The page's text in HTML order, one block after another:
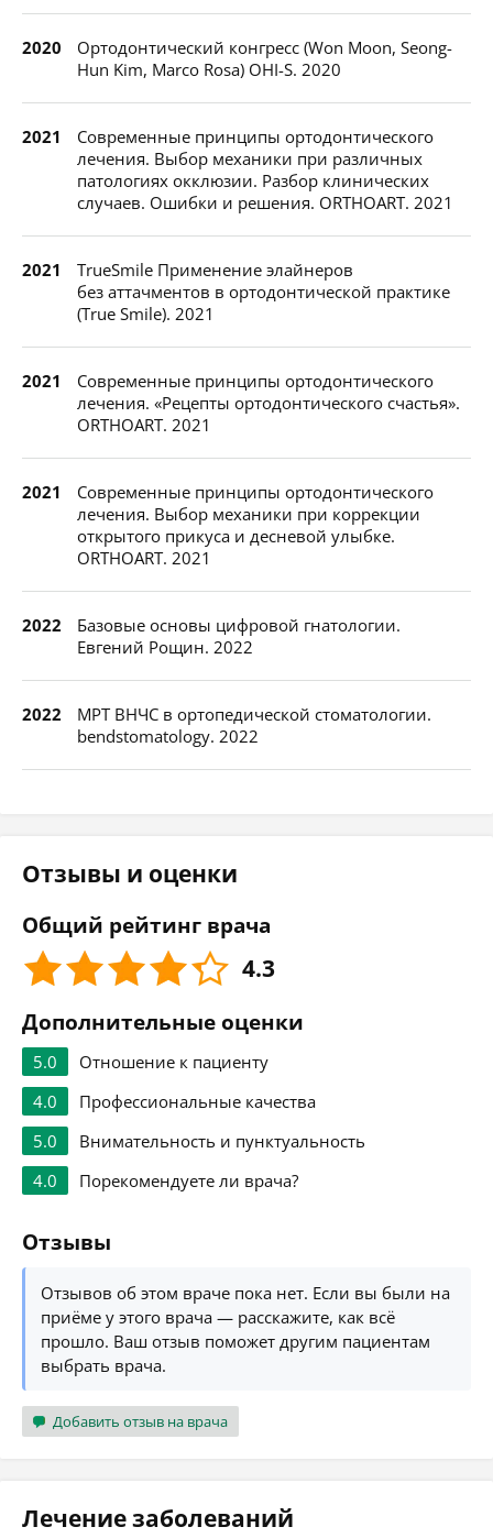
2020
Ортодонтический конгресс (Won Moon, Seong-
Hun Kim, Marco Rosa) OHI-S. 2020
2021
Современные принципы ортодонтического
лечения. Выбор механики при различных
патологиях окклюзии. Разбор клинических
случаев. Ошибки и решения. ORTHOART. 2021
2021
TrueSmile Применение элайнеров
без аттачментов в ортодонтической практике
(True Smile). 2021
2021
Современные принципы ортодонтического
лечения. «Рецепты ортодонтического счастья».
ORTHOART. 2021
2021
Современные принципы ортодонтического
лечения. Выбор механики при коррекции
открытого прикуса и десневой улыбке.
ORTHOART. 2021
2022
Базовые основы цифровой гнатологии.
Евгений Рощин. 2022
2022
МРТ ВНЧС в ортопедической стоматологии.
bendstomatology. 2022
Отзывы и оценки
Общий рейтинг врача
4.3
Дополнительные оценки
5.0
Отношение к пациенту
4.0
Профессиональные качества
5.0
Внимательность и пунктуальность
4.0
Порекомендуете ли врача?
Отзывы
Отзывов об этом враче пока нет. Если вы были на
приёме у этого врача — расскажите, как всё
прошло. Ваш отзыв поможет другим пациентам
выбрать врача.
Добавить отзыв на врача
Лечение заболеваний